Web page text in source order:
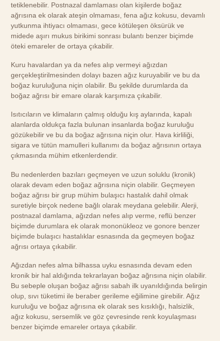
tetiklenebilir. Postnazal damlaması olan kişilerde boğaz
ağrısına ek olarak ateşin olmaması, fena ağız kokusu, devamlı
yutkunma ihtiyacı olmaması, gece kötüleşen öksürük ve
midede aşırı mukus birikimi sonrası bulantı benzer biçimde
öteki emareler de ortaya çıkabilir.
Kuru havalardan ya da nefes alıp vermeyi ağızdan
gerçekleştirilmesinden dolayı bazen ağız kuruyabilir ve bu da
boğaz kuruluğuna niçin olabilir. Bu şekilde durumlarda da
boğaz ağrısı bir emare olarak karşımıza çıkabilir.
Isıtıcıların ve klimaların çalmış olduğu kış aylarında, kapalı
alanlarda oldukça fazla bulunan insanlarda boğaz kuruluğu
gözükebilir ve bu da boğaz ağrısına niçin olur. Hava kirliliği,
sigara ve tütün mamulleri kullanımı da boğaz ağrısının ortaya
çıkmasında mühim etkenlerdendir.
Bu nedenlerden bazıları geçmeyen ve uzun soluklu (kronik)
olarak devam eden boğaz ağrısına niçin olabilir. Geçmeyen
boğaz ağrısı bir grup mühim bulaşıcı hastalık dahil olmak
suretiyle birçok nedene bağlı olarak meydana gelebilir. Alerji,
postnazal damlama, ağızdan nefes alıp verme, reflü benzer
biçimde durumlara ek olarak mononükleoz ve gonore benzer
biçimde bulaşıcı hastalıklar esnasında da geçmeyen boğaz
ağrısı ortaya çıkabilir.
Ağızdan nefes alma bilhassa uyku esnasında devam eden
kronik bir hal aldığında tekrarlayan boğaz ağrısına niçin olabilir.
Bu sebeple oluşan boğaz ağrısı sabah ilk uyanıldığında belirgin
olup, sıvı tüketimi ile beraber gerileme eğilimine girebilir. Ağız
kuruluğu ve boğaz ağrısına ek olarak ses kısıklığı, halsizlik,
ağız kokusu, sersemlik ve göz çevresinde renk koyulaşması
benzer biçimde emareler ortaya çıkabilir.